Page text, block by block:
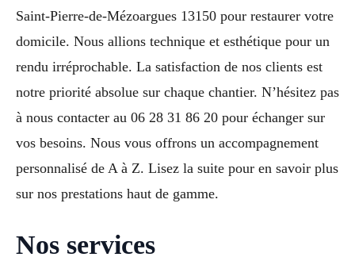
Saint-Pierre-de-Mézoargues 13150 pour restaurer votre
domicile. Nous allions technique et esthétique pour un
rendu irréprochable. La satisfaction de nos clients est
notre priorité absolue sur chaque chantier. N’hésitez pas
à nous contacter au 06 28 31 86 20 pour échanger sur
vos besoins. Nous vous offrons un accompagnement
personnalisé de A à Z. Lisez la suite pour en savoir plus
sur nos prestations haut de gamme.
Nos services